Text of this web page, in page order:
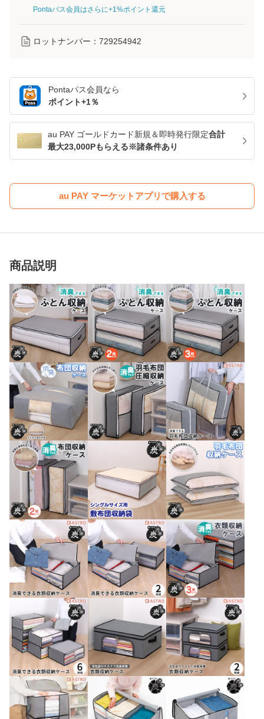
Pontaパス会員はさらに+1%ポイント還元
ロットナンバー： 729254942
Pontaパス会員なら
ポイント+1％
au PAY ゴールドカード新規＆即時発行限定合計
最大23,000Pもらえる※諸条件あり
au PAY マーケットアプリで購入する
商品説明